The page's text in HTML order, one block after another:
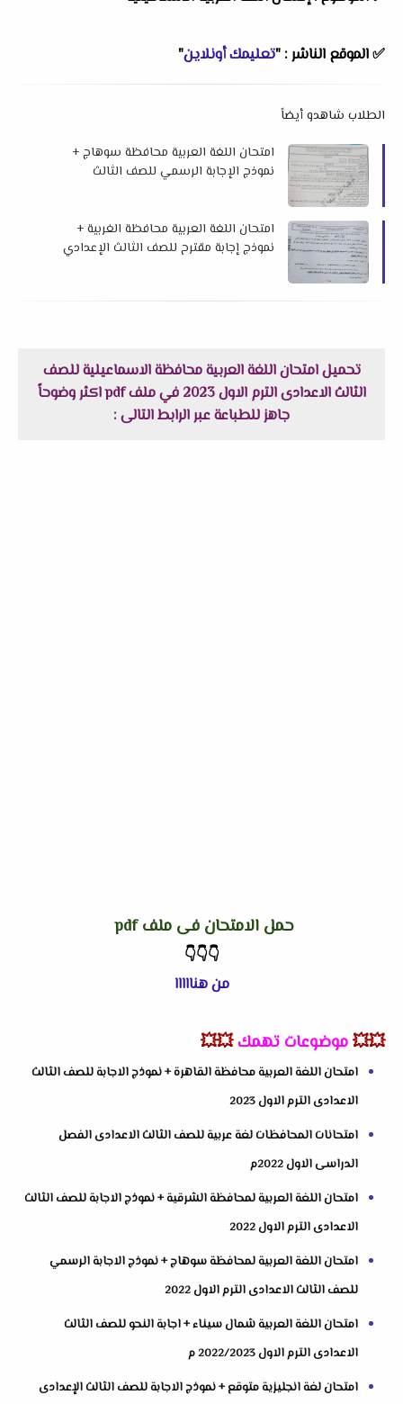
✅الموقع الناشر : "تعليمك أونلاين"
الطلاب شاهدو أيضاً
امتحان اللغة العربية محافظة سوهاج +
نموذج الإجابة الرسمي للصف الثالث
امتحان اللغة العربية محافظة الغربية +
نموذج إجابة مقترح للصف الثالث الإعدادي
تحميل امتحان اللغة العربية محافظة الاسماعيلية للصف
الثالث الاعدادى الترم الاول 2023 في ملف pdf اكثر وضوحاً
جاهز للطباعة عبر الرابط التالى :
حمل الامتحان فى ملف pdf
👇
👇
👇
من هنااااا
💥💥موضوعات تهمك 💥💥
امتحان اللغة العربية محافظة القاهرة + نموذج الاجابة للصف الثالث
الاعدادى الترم الاول 2023
امتحانات المحافظات لغة عربية للصف الثالث الاعدادى الفصل
الدراسى الاول 2022م
امتحان اللغة العربية لمحافظة الشرقية + نموذج الاجابة للصف الثالث
الاعدادى الترم الاول 2022
امتحان اللغة العربية لمحافظة سوهاج + نموذج الاجابة الرسمي
للصف الثالث الاعدادى الترم الاول 2022
امتحان اللغة العربية شمال سيناء + اجابة النحو للصف الثالث
الاعدادى الترم الاول 2022/2023 م
امتحان لغة انجليزية متوقع + نموذج الاجابة للصف الثالث الإعدادى